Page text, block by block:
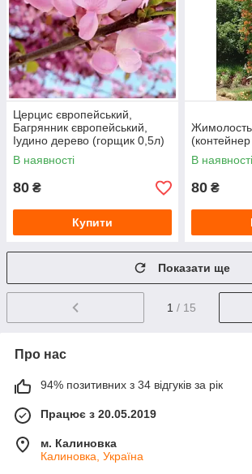
Церцис європейський,
Багрянник європейський,
Іудино дерево (горщик 0,5л)
В наявності
80 ₴
Купити
В наявності
80 ₴
Показати ще
1 / 15
Про нас
94% позитивних з 34 відгуків за рік
Працює з 20.05.2019
м. Калиновка
Калиновка, Україна